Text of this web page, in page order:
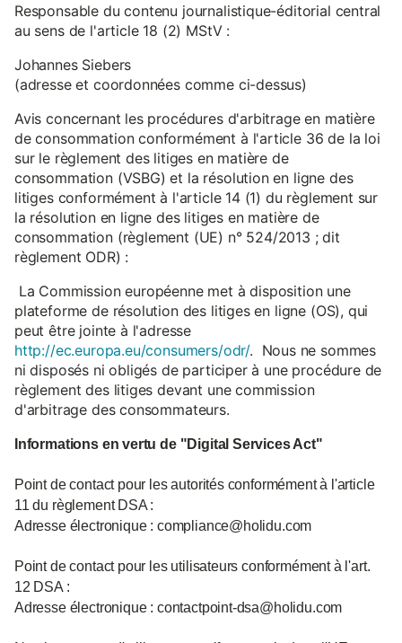
Responsable du contenu journalistique-éditorial central
au sens de l'article 18 (2) MStV :
Johannes Siebers
(adresse et coordonnées comme ci-dessus)
Avis concernant les procédures d'arbitrage en matière
de consommation conformément à l'article 36 de la loi
sur le règlement des litiges en matière de
consommation (VSBG) et la résolution en ligne des
litiges conformément à l'article 14 (1) du règlement sur
la résolution en ligne des litiges en matière de
consommation (règlement (UE) n° 524/2013 ; dit
règlement ODR) :
La Commission européenne met à disposition une
plateforme de résolution des litiges en ligne (OS), qui
peut être jointe à l'adresse
http://ec.europa.eu/consumers/odr/. Nous ne sommes
ni disposés ni obligés de participer à une procédure de
règlement des litiges devant une commission
d'arbitrage des consommateurs.
Informations en vertu de "Digital Services Act"
Point de contact pour les autorités conformément à l'article
11 du règlement DSA :
Adresse électronique : compliance@holidu.com
Point de contact pour les utilisateurs conformément à l'art.
12 DSA :
Adresse électronique : contactpoint-dsa@holidu.com